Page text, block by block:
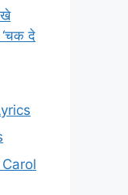
दे